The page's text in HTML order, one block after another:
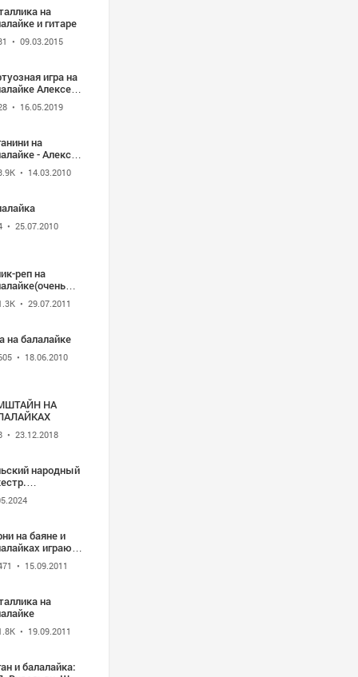
на
и гитаре
• 09.03.2015
игра на
Алексея
• 16.05.2019
на
- Алексей
• 14.03.2010
• 25.07.2010
реп на
видео О.о)
• 29.07.2011
на балалайке
• 18.06.2010
НА
• 23.12.2018
народный
играют
на баяне и
играют
• 15.09.2011
на
• 19.09.2011
и балалайка: